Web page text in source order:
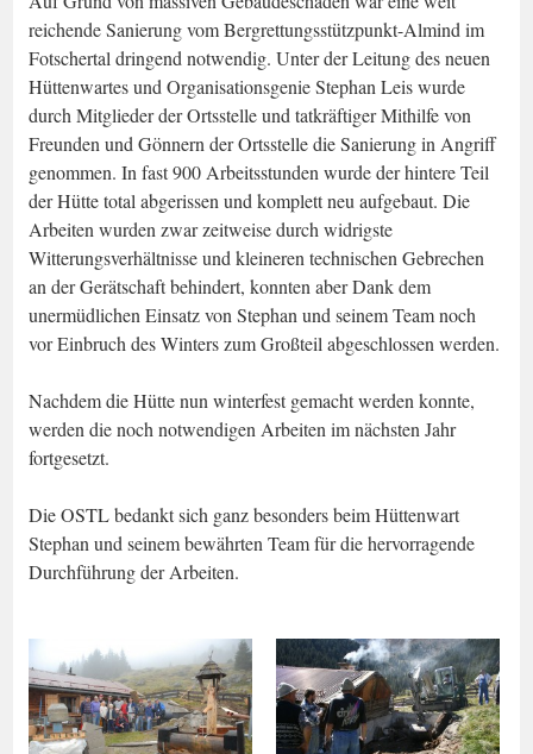
Hüttenwartes und Organisationsgenie Stephan Leis wurde
durch Mitglieder der Ortsstelle und tatkräftiger Mithilfe von
Freunden und Gönnern der Ortsstelle die Sanierung in Angriff
genommen. In fast 900 Arbeitsstunden wurde der hintere Teil
der Hütte total abgerissen und komplett neu aufgebaut. Die
Arbeiten wurden zwar zeitweise durch widrigste
Witterungsverhältnisse und kleineren technischen Gebrechen
an der Gerätschaft behindert, konnten aber Dank dem
unermüdlichen Einsatz von Stephan und seinem Team noch
vor Einbruch des Winters zum Großteil abgeschlossen werden.
Nachdem die Hütte nun winterfest gemacht werden konnte,
werden die noch notwendigen Arbeiten im nächsten Jahr
Die OSTL bedankt sich ganz besonders beim Hüttenwart
Stephan und seinem bewährten Team für die hervorragende